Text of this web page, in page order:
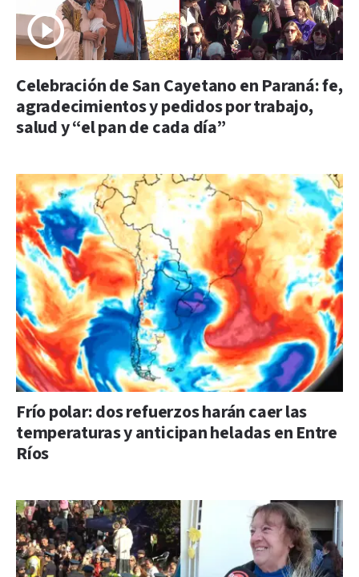
Celebración de San Cayetano en Paraná: fe,
agradecimientos y pedidos por trabajo,
salud y “el pan de cada día”
Frío polar: dos refuerzos harán caer las
temperaturas y anticipan heladas en Entre
Ríos